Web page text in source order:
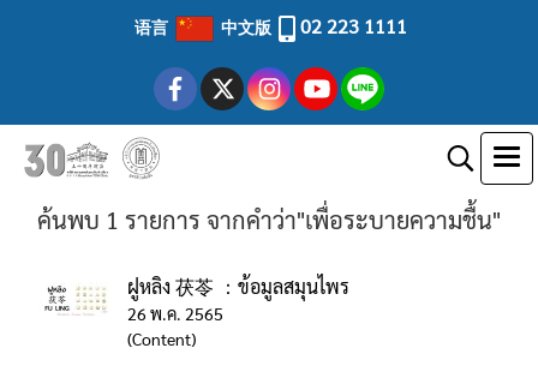
语言 中文版 02 223 1111
ค้นพบ 1 รายการ จากคำว่า"เพื่อระบายความชื้น"
ฝูหลิง 茯苓 ：ข้อมูลสมุนไพร
26 พ.ค. 2565
(Content)